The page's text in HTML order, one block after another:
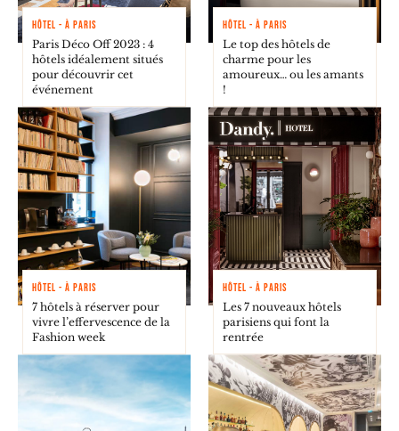
HÔTEL - À PARIS
Paris Déco Off 2023 : 4
hôtels idéalement situés
pour découvrir cet
événement
HÔTEL - À PARIS
Le top des hôtels de
charme pour les
amoureux… ou les amants
!
HÔTEL - À PARIS
7 hôtels à réserver pour
vivre l’effervescence de la
Fashion week
HÔTEL - À PARIS
Les 7 nouveaux hôtels
parisiens qui font la
rentrée